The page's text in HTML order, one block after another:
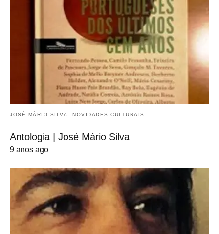
JOSÉ MÁRIO SILVA NOVIDADES CULTURAIS
Antologia | José Mário Silva
9 anos ago